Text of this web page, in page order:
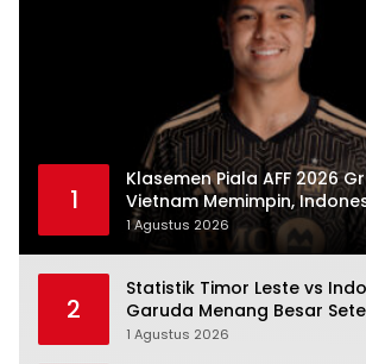
1
Klasemen Piala AFF 2026
Vietnam Memimpin,
Posisi Tiga
1 Agustus 2026
2
Statistik Timor Leste vs
Garuda Menang Besar
Angka Lebih Dulu
1 Agustus 2026